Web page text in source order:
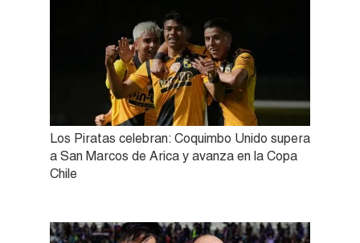
Los Piratas celebran: Coquimbo Unido supera
a San Marcos de Arica y avanza en la Copa
Chile